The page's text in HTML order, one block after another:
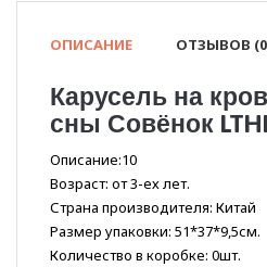
ОПИСАНИЕ ОТЗЫВОВ
Карусель на
сны Совёнок
Описание:10
Возраст: от 3-ех лет.
Страна производителя: Китай
Размер упаковки: 51*37*9,5см.
Количество в коробке: 0шт.